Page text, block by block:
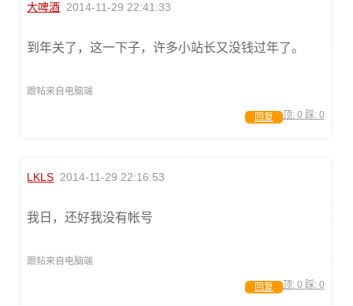
大啤酒 2014-11-29 22:41:33
到年关了，这一下子，许多小站长又没钱过年了。
跟帖来自电脑端
顶: 0 踩: 0
回复
LKLS 2014-11-29 22:16:53
我日，还好我没有帐号
跟帖来自电脑端
顶: 0 踩: 0
回复